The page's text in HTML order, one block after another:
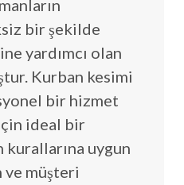
bir şekilde
yardımcı olan
Kurban kesimi
bir hizmet
ideal bir
uygun
ve müşteri